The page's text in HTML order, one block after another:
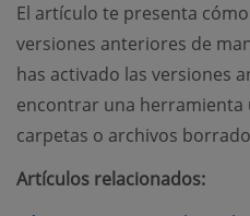
El artículo te presenta
versiones anteriores de
has activado las versiones
encontrar una herramienta
carpetas o archivos
Artículos relacionados: